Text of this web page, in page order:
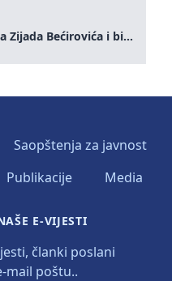
Sastanak direktora IFIMES-a Zijada Bećirovića i bivšeg premijera Crne Gore Dritana Abazovića
Saopštenja za javnost
Publikacije Media
E-VIJESTI
članki poslani
mail poštu..